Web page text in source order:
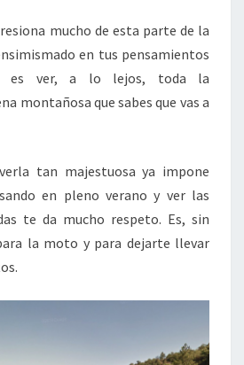
mucho de esta parte de la
en tus pensamientos
es ver, a lo lejos, toda la
montañosa que sabes que vas a
tan majestuosa ya impone
en pleno verano y ver las
te da mucho respeto. Es, sin
la moto y para dejarte llevar